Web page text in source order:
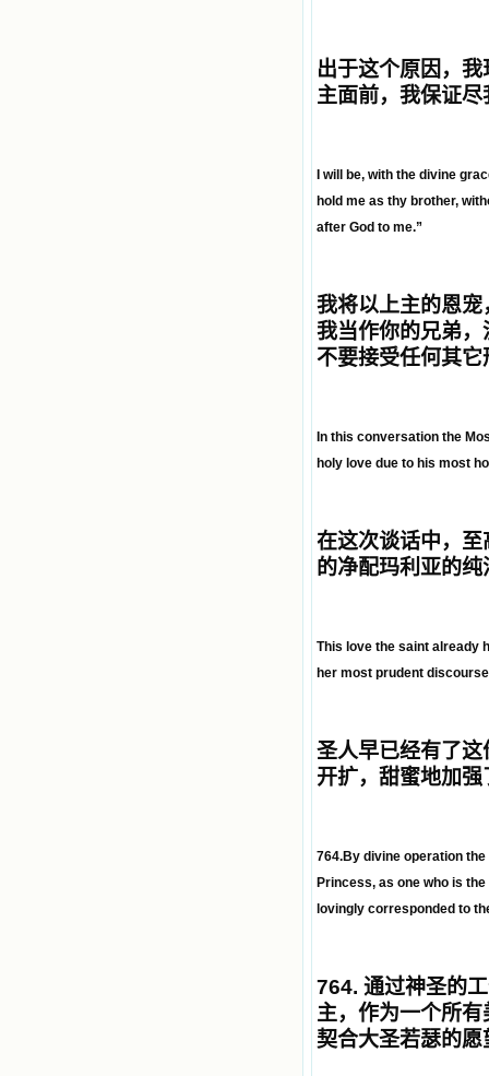
出于这个原因，
主面前，我保证
I will be, with the divine
hold me as thy brother,
after God to me.”
我将以上主的恩
我当作你的兄弟
不要接受任何其它
In this conversation the
holy love due to his most
在这次谈话中，
的净配玛利亚的
This love the saint already
her most prudent
圣人早已经有了
开扩，甜蜜地加强
764.By divine operation
Princess, as one who is
lovingly corresponded to
764. 通过神圣的
主，作为一个所
契合大圣若瑟的愿